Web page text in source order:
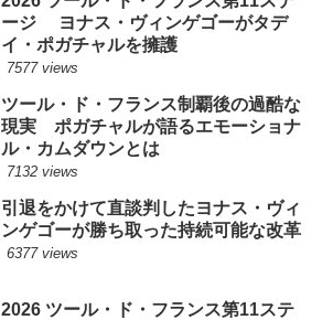
ージ ヨナス・ヴィンゲゴーがタデ
イ・ポガチャルを擁護
7577 views
ツール・ド・フランス制覇後の過酷な
現実 ポガチャルが語るエモーショナ
ル・カムダウンとは
7132 views
引退をかけて直談判したヨナス・ヴィ
ンゲゴーが勝ち取った持続可能な改革
6377 views
2026 ツール・ド・フランス第11ステ